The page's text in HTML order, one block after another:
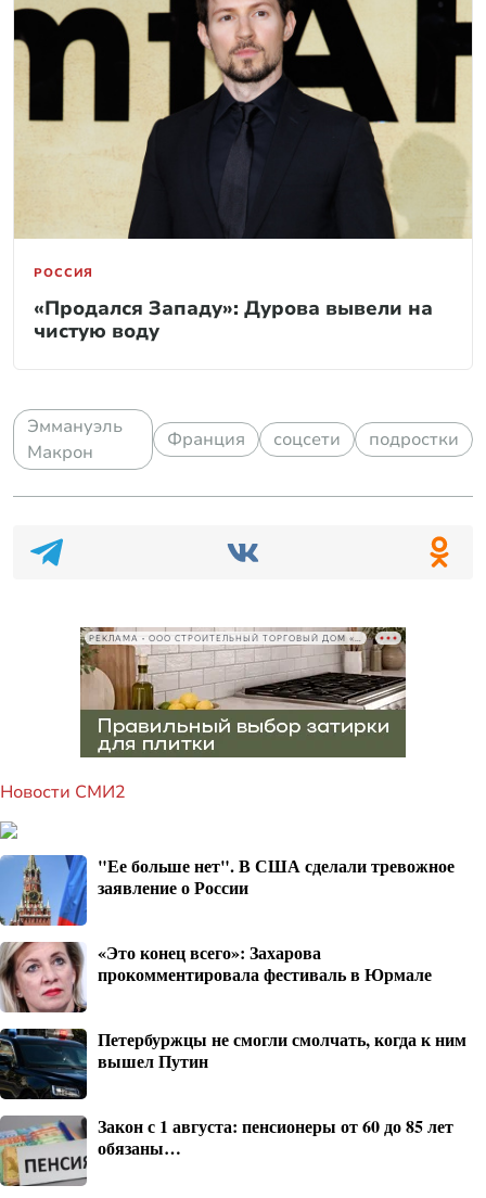
РОССИЯ
«Продался Западу»: Дурова вывели на
чистую воду
Эммануэль
Макрон
Франция соцсети подростки
РЕКЛАМА • ООО СТРОИТЕЛЬНЫЙ ТОРГОВЫЙ ДОМ «ПЕТРОВИЧ», ИНН 7802348846
Новости СМИ2
"Ее больше нет". В США сделали тревожное
заявление о России
«Это конец всего»: Захарова
прокомментировала фестиваль в Юрмале
Петербуржцы не смогли смолчать, когда к ним
вышел Путин
Закон с 1 августа: пенсионеры от 60 до 85 лет
обязаны…